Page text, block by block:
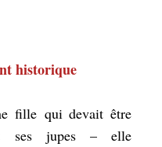
historique
fille qui devait être
ses jupes – elle